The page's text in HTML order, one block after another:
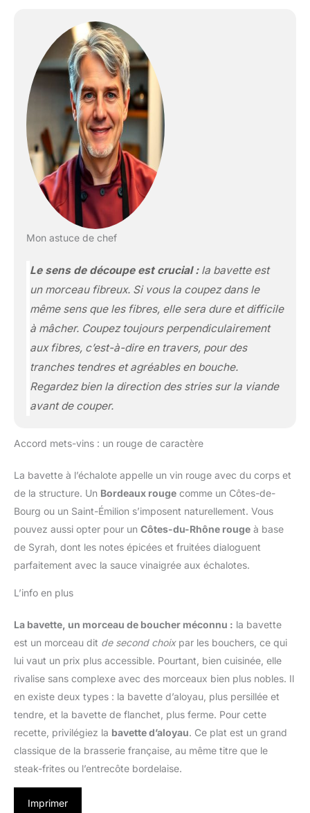
Mon astuce de chef
Le sens de découpe est crucial :la bavette est
un morceau fibreux. Si vous la coupez dans le
même sens que les fibres, elle sera dure et difficile
à mâcher. Coupez toujours perpendiculairement
aux fibres, c’est-à-dire en travers, pour des
tranches tendres et agréables en bouche.
Regardez bien la direction des stries sur la viande
avant de couper.
Accord mets-vins : un rouge de caractère
La bavette à l’échalote appelle un vin rouge avec du corps et
de la structure. Un Bordeaux rouge comme un Côtes-de-
Bourg ou un Saint-Émilion s’imposent naturellement. Vous
pouvez aussi opter pour un Côtes-du-Rhône rouge à base
de Syrah, dont les notes épicées et fruitées dialoguent
parfaitement avec la sauce vinaigrée aux échalotes.
L’info en plus
La bavette, un morceau de boucher méconnu : la bavette
est un morceau dit de second choixpar les bouchers, ce qui
lui vaut un prix plus accessible. Pourtant, bien cuisinée, elle
rivalise sans complexe avec des morceaux bien plus nobles. Il
en existe deux types : la bavette d’aloyau, plus persillée et
tendre, et la bavette de flanchet, plus ferme. Pour cette
recette, privilégiez la bavette d’aloyau. Ce plat est un grand
classique de la brasserie française, au même titre que le
steak-frites ou l’entrecôte bordelaise.
Imprimer